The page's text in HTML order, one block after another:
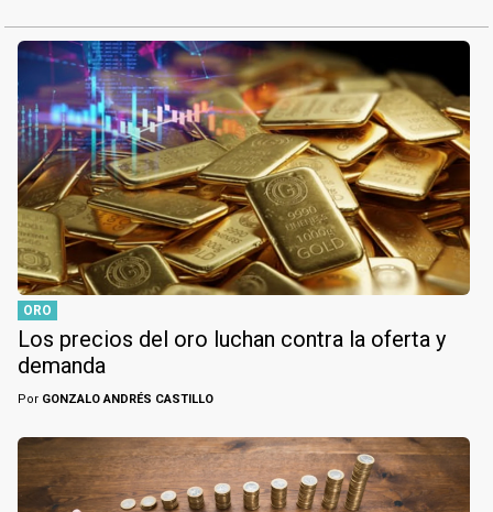
ORO
Los precios del oro luchan contra la oferta y
demanda
Por GONZALO ANDRÉS CASTILLO